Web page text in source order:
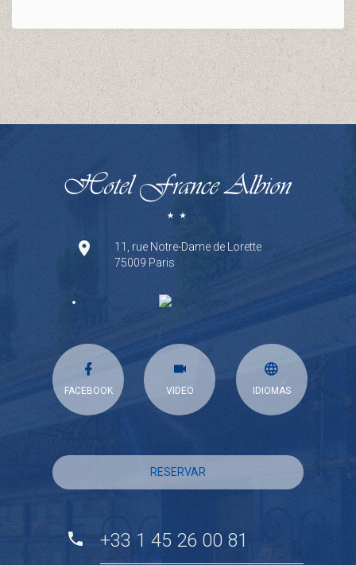
11, rue Notre-Dame de Lorette
75009 Paris
FACEBOOK VIDEO IDIOMAS
RESERVAR
+33 1 45 26 00 81